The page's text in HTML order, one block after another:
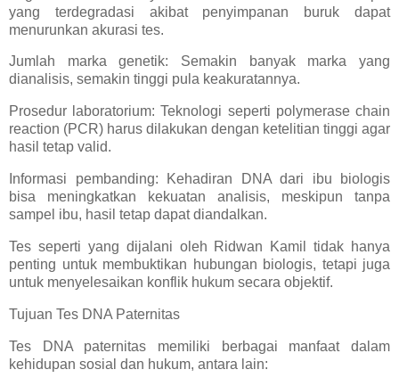
yang terdegradasi akibat penyimpanan buruk dapat
menurunkan akurasi tes.
Jumlah marka genetik: Semakin banyak marka yang
dianalisis, semakin tinggi pula keakuratannya.
Prosedur laboratorium: Teknologi seperti polymerase chain
reaction (PCR) harus dilakukan dengan ketelitian tinggi agar
hasil tetap valid.
Informasi pembanding: Kehadiran DNA dari ibu biologis
bisa meningkatkan kekuatan analisis, meskipun tanpa
sampel ibu, hasil tetap dapat diandalkan.
Tes seperti yang dijalani oleh Ridwan Kamil tidak hanya
penting untuk membuktikan hubungan biologis, tetapi juga
untuk menyelesaikan konflik hukum secara objektif.
Tujuan Tes DNA Paternitas
Tes DNA paternitas memiliki berbagai manfaat dalam
kehidupan sosial dan hukum, antara lain: